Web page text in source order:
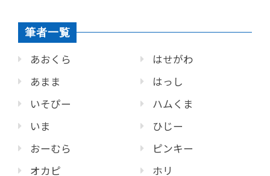
筆者一覧
あおくら
あまま
いそぴー
いま
おーむら
オカピ
はせがわ
はっし
ハムくま
ひじー
ピンキー
ホリ